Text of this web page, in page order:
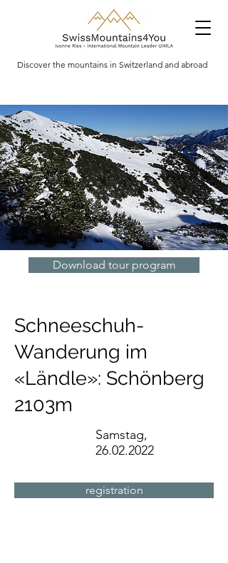
Discover the mountains in Switzerland and abroad
Download tour program
Schneeschuh-
Wanderung im
«Ländle»: Schönberg
2103m
Samstag,
26.02.2022
registration